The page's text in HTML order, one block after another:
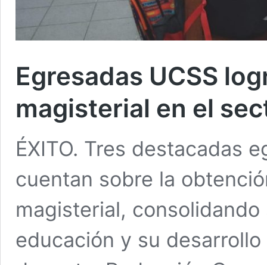
Egresadas UCSS
magisterial en el
ÉXITO. Tres destacadas
cuentan sobre la
magisterial,
educación y su